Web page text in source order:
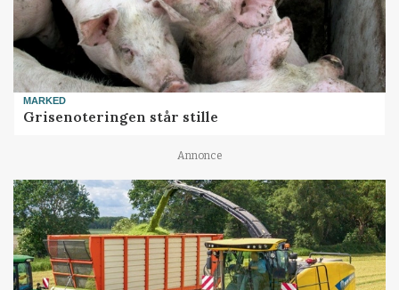
MARKED
Grisenoteringen står stille
Annonce